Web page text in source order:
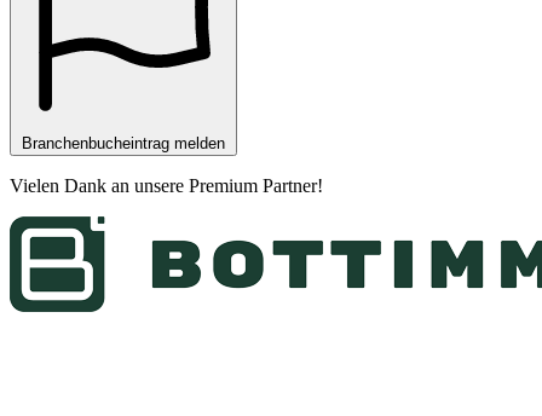
Branchenbucheintrag melden
Vielen Dank an unsere Premium Partner!